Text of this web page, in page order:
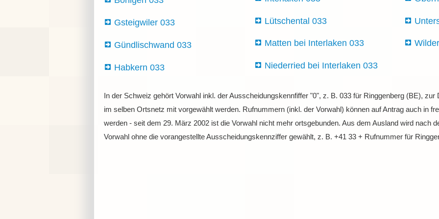
Gsteigwiler 033
Gündlischwand 033
Habkern 033
Lütschental 033
Matten bei Interlaken 033
Niederried bei Interlaken 033
In der Schweiz gehört Vorwahl inkl. der Ausscheidungskennfiffer "0", z. B. 033 für Ringgenberg (BE),
im selben Ortsnetz mit vorgewählt werden. Rufnummern (inkl. der Vorwahl) können auf Antrag auch in
werden - seit dem 29. März 2002 ist die Vorwahl nicht mehr ortsgebunden. Aus dem Ausland wird nach
Vorwahl ohne die vorangestellte Ausscheidungskennziffer gewählt, z. B. +41 33 + Rufnummer für